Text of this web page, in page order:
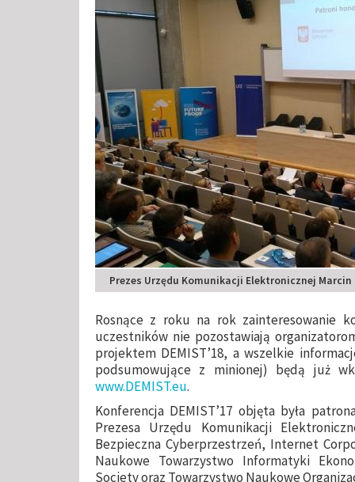
Prezes Urzędu Komunikacji Elektronicznej
Rosnące z roku na rok zainteresowanie
uczestników nie pozostawiają
projektem DEMIST’18, a wszelkie
podsumowujące z minionej) będą już
www.DEMIST.eu.
Konferencja DEMIST’17 objęta była
Prezesa Urzędu Komunikacji
Bezpieczna Cyberprzestrzeń, Internet
Naukowe Towarzystwo Informatyki
Society oraz Towarzystwo Naukowe